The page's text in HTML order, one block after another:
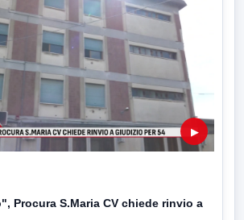
▶
Procura S.Maria CV chiede rinvio a